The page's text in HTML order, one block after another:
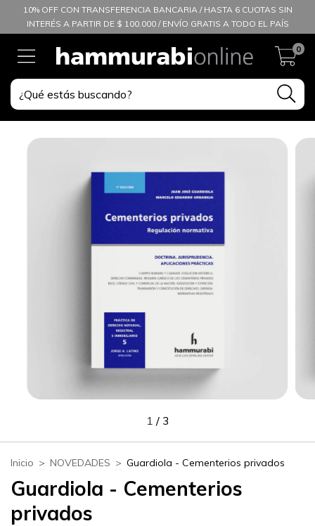
10% OFF CON TRANSFERENCIA BANCARIA / HASTA 6 CUOTAS SIN
INTERÉS A PARTIR DE $ 100.000 / ENVÍO GRATIS A TODO EL PAÍS
0
1 / 3
Inicio > NOVEDADES > Guardiola - Cementerios privados
Guardiola - Cementerios
privados